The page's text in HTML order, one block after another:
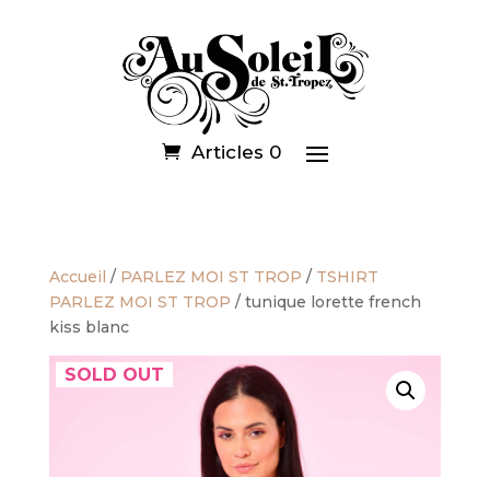
Articles 0
Accueil / PARLEZ MOI ST TROP / TSHIRT
PARLEZ MOI ST TROP / tunique lorette french
kiss blanc
SOLD OUT